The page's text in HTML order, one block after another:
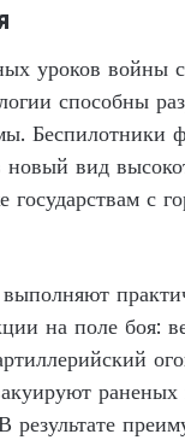
уроков войны
способны
Беспилотники
новый вид
государствам с
на поле боя:
результате